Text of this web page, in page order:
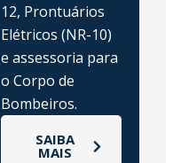
12, Prontuários
Elétricos (NR-10)
e assessoria para
o Corpo de
Bombeiros.
SAIBA
MAIS